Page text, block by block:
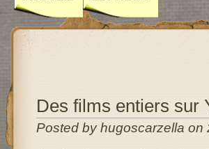
Des films entiers sur
Posted by hugoscarzella on